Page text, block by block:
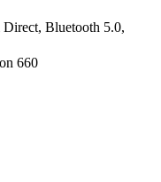
Bluetooth 5.0,
660